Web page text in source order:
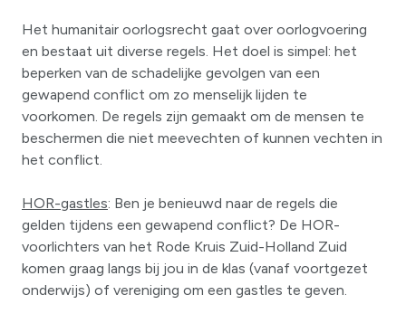
Het humanitair oorlogsrecht gaat over oorlogvoering
en bestaat uit diverse regels. Het doel is simpel: het
beperken van de schadelijke gevolgen van een
gewapend conflict om zo menselijk lijden te
voorkomen. De regels zijn gemaakt om de mensen te
beschermen die niet meevechten of kunnen vechten in
het conflict.
HOR-gastles: Ben je benieuwd naar de regels die
gelden tijdens een gewapend conflict? De HOR-
voorlichters van het Rode Kruis Zuid-Holland Zuid
komen graag langs bij jou in de klas (vanaf voortgezet
onderwijs) of vereniging om een gastles te geven.